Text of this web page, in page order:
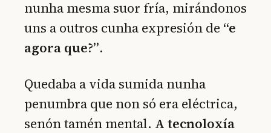
nunha mesma suor fría, mirándonos
uns a outros cunha expresión de “e
agora que?”.
Quedaba a vida sumida nunha
penumbra que non só era eléctrica,
senón tamén mental. A tecnoloxía